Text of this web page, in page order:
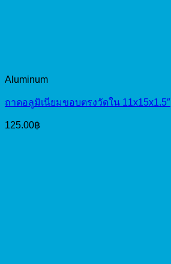
Aluminum
ถาดอลูมิเนียมขอบตรงวัดใน 11x15x1.5″
125.00฿